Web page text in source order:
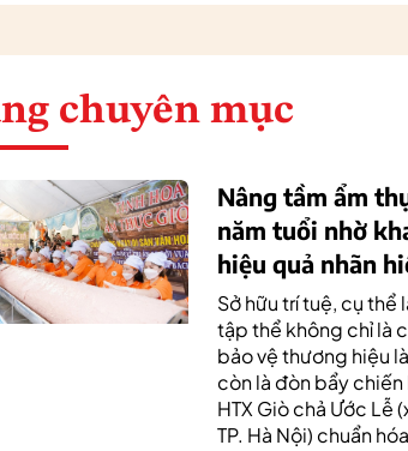
chuyên mục
Nâng tầm ẩm
năm tuổi nhờ
hiệu quả nhãn
Sở hữu trí tuệ, cụ thể
tập thể không chỉ là
bảo vệ thương hiệu
còn là đòn bẩy
HTX Giò chả Ước Lễ
TP. Hà Nội) chuẩn